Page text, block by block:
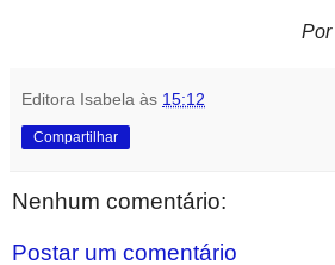
Por
Editora Isabela às 15:12
Compartilhar
Nenhum comentário:
Postar um comentário